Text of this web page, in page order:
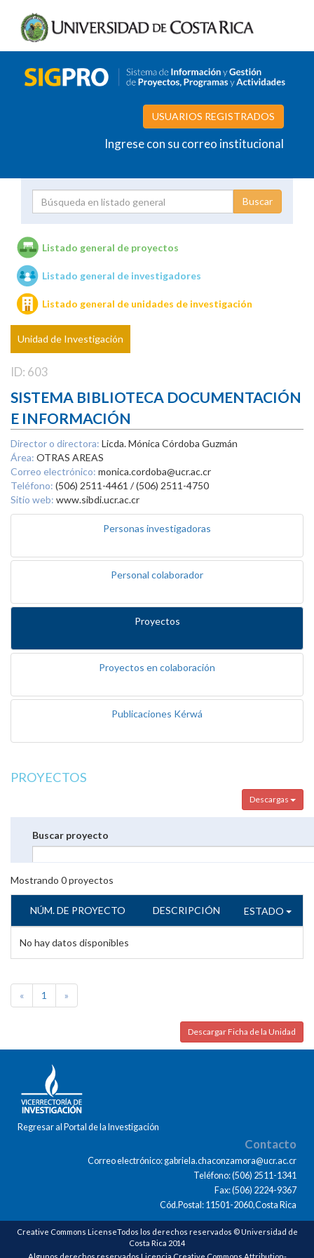
USUARIOS REGISTRADOS
Ingrese con su correo institucional
Unidades de investigación
Listado general de proyectos
Listado general de investigadores
Listado general de unidades de investigación
Unidad de Investigación
ID: 603
SISTEMA BIBLIOTECA DOCUMENTACIÓN
E INFORMACIÓN
Director o directora: Licda. Mónica Córdoba Guzmán
Área: OTRAS AREAS
Correo electrónico: monica.cordoba@ucr.ac.cr
Teléfono: (506) 2511-4461 / (506) 2511-4750
Sitio web: www.sibdi.ucr.ac.cr
Personas investigadoras
Personal colaborador
Proyectos
Proyectos en colaboración
Publicaciones Kérwá
PROYECTOS
Descargas
Buscar proyecto
Mostrando 0proyectos
NÚM. DE PROYECTO DESCRIPCIÓN ESTADO
No hay datos disponibles
« 1 »
Descargar Ficha de la Unidad
Regresar al Portal de la Investigación
Contacto
Correo electrónico: gabriela.chaconzamora@ucr.ac.cr
Teléfono: (506) 2511-1341
Fax: (506) 2224-9367
Cód.Postal: 11501-2060,Costa Rica
Creative Commons LicenseTodos los derechos reservados © Universidad de
Costa Rica 2014